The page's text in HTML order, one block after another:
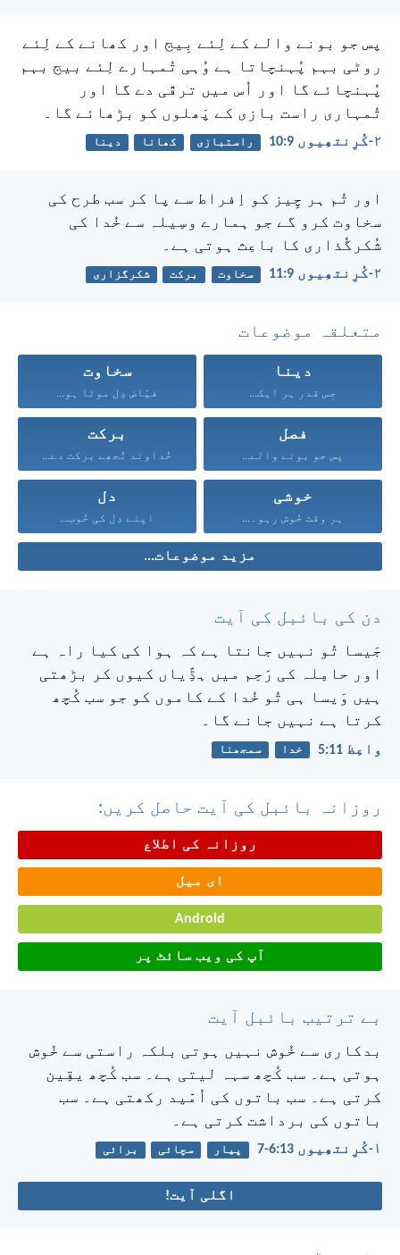
پس جو بونے والے کے لِئے بِیج اور کھانے کے لِئے
روٹی بہم پُہنچاتا ہے وُہی تُمہارے لِئے بیج بہم
پُہنچائے گا اور اُس میں ترقّی دے گا اور
تُمہاری راست بازی کے پَھلوں کو بڑھائے گا۔
۲-کُرِنتھِیوں 9:‏10 راستبازی کھانا دینا
اور تُم ہر چِیز کو اِفراط سے پا کر سب طرح کی
سخاوت کرو گے جو ہمارے وسِیلہ سے خُدا کی
شُکرگُذاری کا باعِث ہوتی ہے۔
۲-کُرِنتھِیوں 9:‏11 سخاوت برکت شکرگزاری
متعلقہ موضوعات
دینا
جِس قدر ہر ایک...
سخاوت
فیّاض دِل موٹا ہو...
فصل
پس جو بونے والے...
برکت
خُداوند تُجھے برکت دے...
خوشی
ہر وقت خُوش رہو۔...
دل
اپنے دِل کی خُوب...
مزید موضوعات...
دن کی بائبل کی آیت
جَیسا تُو نہیں جانتا ہے کہ ہوا کی کیا راہ ہے
اور حامِلہ کی رَحِم میں ہڈِّیاں کیوں کر بڑھتی
ہیں وَیسا ہی تُو خُدا کے کاموں کو جو سب کُچھ
کرتا ہے نہیں جانے گا۔
واعِظ 11:‏5 خدا سمجھنا
روزانہ بائبل کی آیت حاصل کریں:
روزانہ کی اطلاع
ای میل
Android
آپ کی ویب سائٹ پر
بے ترتیب بائبل آیت
بدکاری سے خُوش نہیں ہوتی بلکہ راستی سے خُوش
ہوتی ہے۔ سب کُچھ سہہ لیتی ہے۔ سب کُچھ یقِین
کرتی ہے۔ سب باتوں کی اُمّید رکھتی ہے۔ سب
باتوں کی برداشت کرتی ہے۔
۱-کُرِنتھِیوں 13:‏6-‏7 پیار سچائی برائی
اگلی آیت!